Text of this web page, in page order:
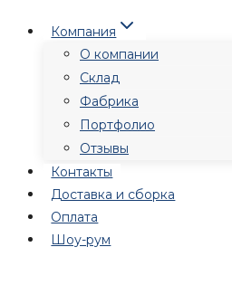
Перейти
содержимому
Компания
О компании
Склад
Фабрика
Портфолио
Отзывы
Контакты
Доставка и сборка
Оплата
Шоу-рум